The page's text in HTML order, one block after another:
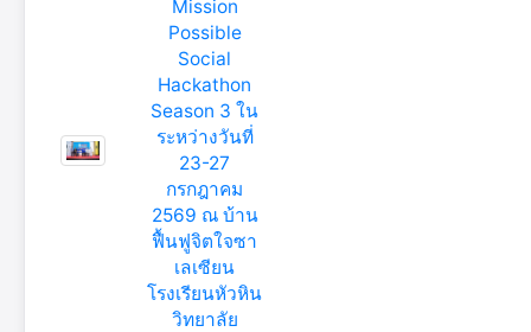
Mission
Possible
Social
Hackathon
Season 3 ใน
ระหว่างวันที่
23-27
กรกฎาคม
2569 ณ บ้าน
ฟื้นฟูจิตใจซา
เลเซียน
โรงเรียนหัวหิน
วิทยาลัย